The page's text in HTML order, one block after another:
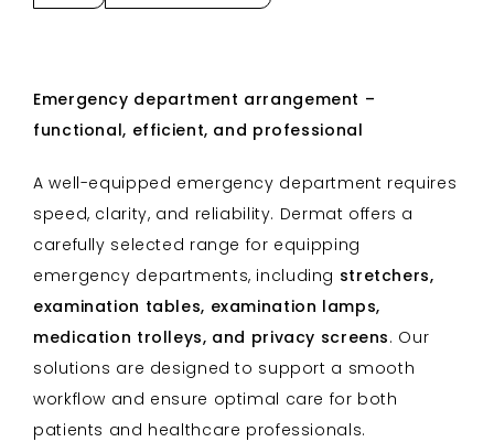
Emergency department arrangement –
functional, efficient, and professional
A well-equipped emergency department requires
speed, clarity, and reliability. Dermat offers a
carefully selected range for equipping
emergency departments, including stretchers,
examination tables, examination lamps,
medication trolleys, and privacy screens. Our
solutions are designed to support a smooth
workflow and ensure optimal care for both
patients and healthcare professionals.